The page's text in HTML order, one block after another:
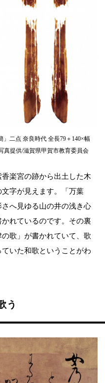
」二点 奈良時代 全長79＋140×幅
提供/滋賀県甲賀市教育委員会
楽宮の跡から出土した木
字が見えます。「万葉
へ見ゆる山の井の浅き心
れているのです。その裏
歌」が書かれていて、歌
いた和歌ということがわ
う